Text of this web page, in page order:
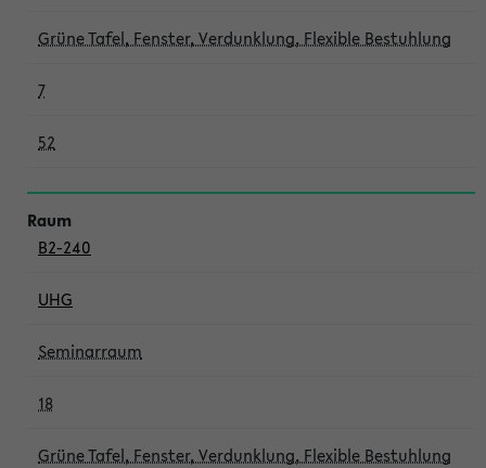
Grüne Tafel, Fenster, Verdunklung, Flexible Bestuhlung
7
52
B2-240
UHG
Seminarraum
18
Grüne Tafel, Fenster, Verdunklung, Flexible Bestuhlung